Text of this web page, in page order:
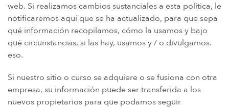
web. Si realizamos cambios sustanciales a esta política, le
notificaremos aquí que se ha actualizado, para que sepa
qué información recopilamos, cómo la usamos y bajo
qué circunstancias, si las hay, usamos y / o divulgamos.
eso.
Si nuestro sitio o curso se adquiere o se fusiona con otra
empresa, su información puede ser transferida a los
nuevos propietarios para que podamos seguir